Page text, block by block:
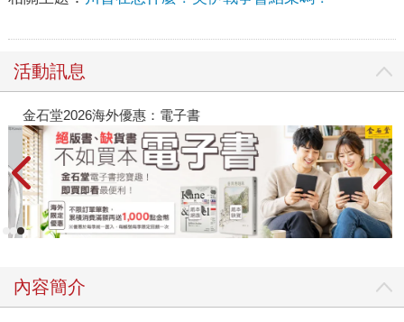
活動訊息
金石堂2026海外優惠：電子書
內容簡介